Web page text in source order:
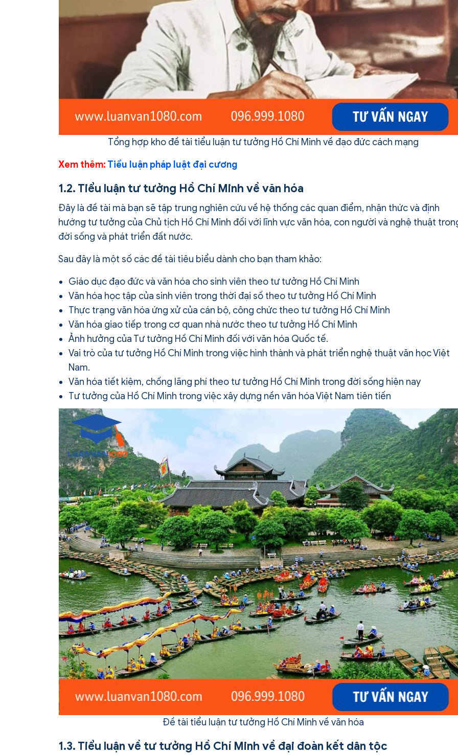
Tổng hợp kho đề tài tiểu luận tư tưởng Hồ Chí Minh về đạo đức cách mạng
Xem thêm: Tiểu luận pháp luật đại cương
1.2. Tiểu luận tư tưởng Hồ Chí Minh về văn hóa
Đây là đề tài mà bạn sẽ tập trung nghiên cứu về hệ thống các quan điểm, nhận thức và định
hướng tư tưởng của Chủ tịch Hồ Chí Minh đối với lĩnh vực văn hóa, con người và nghệ thuật
đời sống và phát triển đất nước.
Sau đây là một số các đề tài tiêu biểu dành cho bạn tham khảo:
Giáo dục đạo đức và văn hóa cho sinh viên theo tư tưởng Hồ Chí Minh
Văn hóa học tập của sinh viên trong thời đại số theo tư tưởng Hồ Chí Minh
Thực trạng văn hóa ứng xử của cán bộ, công chức theo tư tưởng Hồ Chí Minh
Văn hóa giao tiếp trong cơ quan nhà nước theo tư tưởng Hồ Chí Minh
Ảnh hưởng của Tư tưởng Hồ Chí Minh đối với văn hóa Quốc tế.
Vai trò của tư tưởng Hồ Chí Minh trong việc hình thành và phát triển nghệ thuật văn học Việt
Nam.
Văn hóa tiết kiệm, chống lãng phí theo tư tưởng Hồ Chí Minh trong đời sống hiện nay
Tư tưởng của Hồ Chí Minh trong việc xây dựng nền văn hóa Việt Nam tiên tiến
Đề tài tiểu luận tư tưởng Hồ Chí Minh về văn hóa
1.3. Tiểu luận về tư tưởng Hồ Chí Minh về đại đoàn kết dân tộc